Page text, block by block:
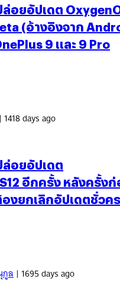
อยอัปเดต
(อ้างอิงจาก
9 และ 9 Pro
| 1418 days ago
ล่อยอัปเดต
อีกครั้ง หลังครั้ง
งยกเลิกอัปเดตชั่วค
กูล| 1695 days ago